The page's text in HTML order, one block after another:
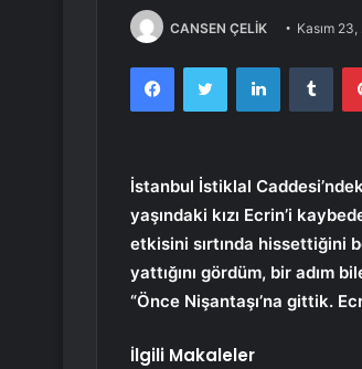
CANSEN ÇELİK Kasım
FacebookTwitter LinkedIn
İstanbul İstiklal
yaşındaki kızı Ecrin’i
etkisini sırtında hissettiğini
yattığını gördüm, bir adım
“Önce Nişantaşı’na gittik.
İlgili Makaleler